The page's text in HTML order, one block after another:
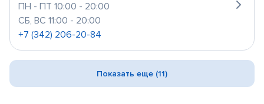
ПН - ПТ 10:00 - 20:00
СБ, ВС 11:00 - 20:00
+7 (342) 206-20-84
Показать еще (11)